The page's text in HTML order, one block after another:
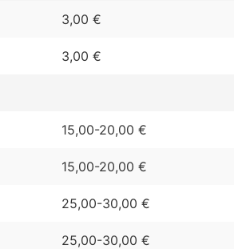
3,00 €
3,00 €
15,00-20,00 €
15,00-20,00 €
25,00-30,00 €
25,00-30,00 €